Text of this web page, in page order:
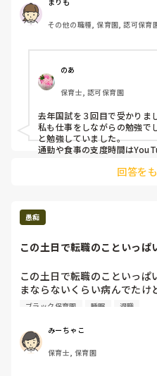
苦手項目をテキストや保育指
新たな問題がくると壁にぶ
下手したら合格0なんじゃな
働きながらの勉強なめてま
です。 時間もないし、1つで
するって思ってるけど。一発
さんの勉強術をアドバイス頂
よろしくお願いいたします。
追伸、以前はブラック保育
今は新しい保育園で扶養内
保育が楽しくて仕方ない日々
った！！  だからこそ、多く
て正規になりたい！  頑張れ
す！
その他の職種, 保育園, 認可保育
のあ
保育士, 認可保育園
去年国試を３回目で受かりま
私も仕事をしながらの勉強で
と勉強していました。
通勤や食事の支度時間は
祉関係は落とす為の問題も用
指導があります。
福祉問題は大変難しい為、一
頑張ってください。
回答を
愚痴
この土日で転職のこといっ
この土日で転職のこといっぱ
まならないくらい病んでたけ
また月曜日が来てまたご飯食
😭 明日、本当に心から行きた
ブラック保育園 睡眠 退職
みーちゃこ
保育士, 保育園